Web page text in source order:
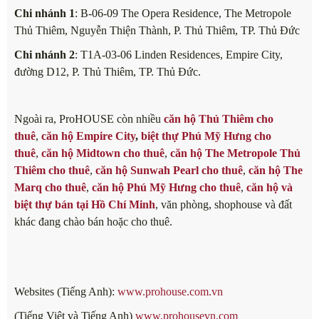
Chi nhánh 1: B-06-09 The Opera Residence, The Metropole
Thủ Thiêm, Nguyễn Thiện Thành, P. Thủ Thiêm, TP. Thủ Đức
Chi nhánh 2: T1A-03-06 Linden Residences, Empire City,
đường D12, P. Thủ Thiêm, TP. Thủ Đức.
Ngoài ra, ProHOUSE còn nhiều căn hộ Thủ Thiêm cho
thuê, căn hộ Empire City, biệt thự Phú Mỹ Hưng cho
thuê, căn hộ Midtown cho thuê, căn hộ The Metropole Thủ
Thiêm cho thuê, căn hộ Sunwah Pearl cho thuê, căn hộ The
Marq cho thuê, căn hộ Phú Mỹ Hưng cho thuê, căn hộ và
biệt thự bán tại Hồ Chí Minh, văn phòng, shophouse và đất
khác đang chào bán hoặc cho thuê.
Websites (Tiếng Anh): www.prohouse.com.vn
(Tiếng Việt và Tiếng Anh) www.prohousevn.com